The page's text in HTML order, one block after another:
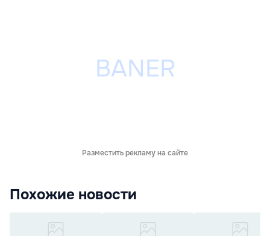
Разместить рекламу на сайте
Похожие новости